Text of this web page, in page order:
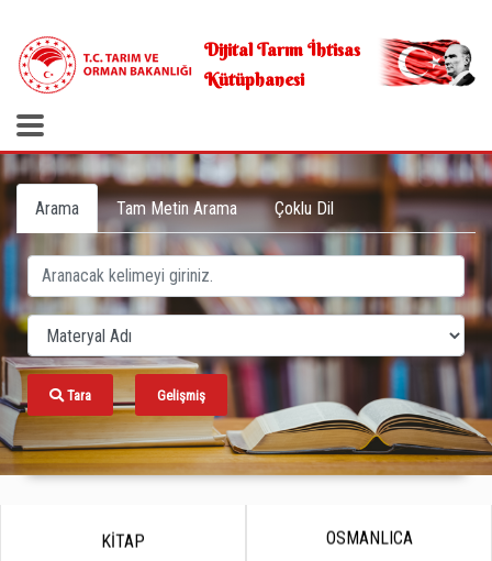
Dijital Tarım İhtisas
Kütüphanesi
Arama Tam Metin Arama Çoklu Dil
Tara Gelişmiş
KİTAP OSMANLICA